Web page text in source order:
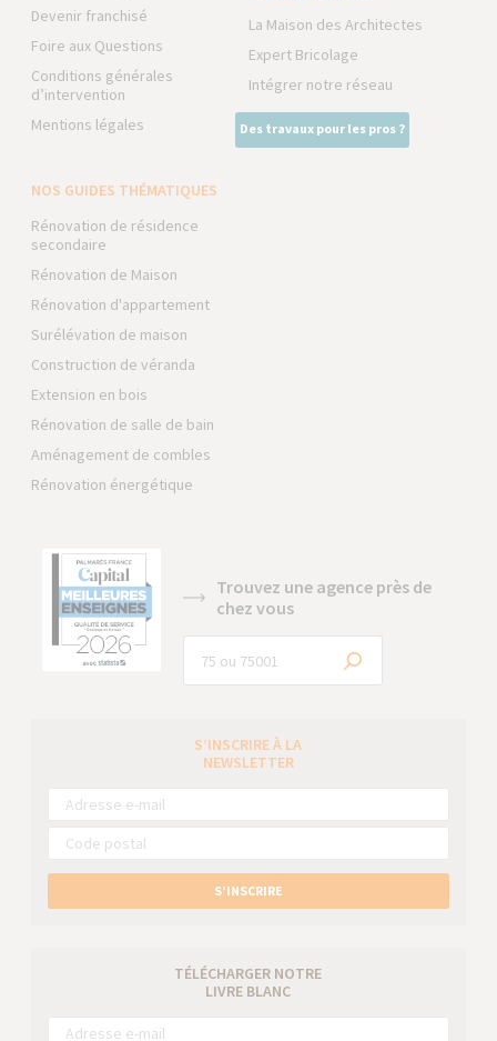
Devenir franchisé
Foire aux Questions
Conditions générales
d’intervention
Mentions légales
La Maison des Architectes
Expert Bricolage
Intégrer notre réseau
Des travaux pour les pros ?
NOS GUIDES THÉMATIQUES
Rénovation de résidence
secondaire
Rénovation de Maison
Rénovation d'appartement
Surélévation de maison
Construction de véranda
Extension en bois
Rénovation de salle de bain
Aménagement de combles
Rénovation énergétique
Trouvez une agence près de
chez vous
S’INSCRIRE À LA
NEWSLETTER
S’INSCRIRE
TÉLÉCHARGER NOTRE
LIVRE BLANC